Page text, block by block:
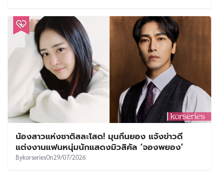
น้องสาวแห่งชาติสละโสด! มุนกึนยอง แจ้งข่าวดี
แต่งงานแฟนหนุ่มนักแสดงมิวสิคัล ‘จองพยอง’
BykorseriesOn29/07/2026